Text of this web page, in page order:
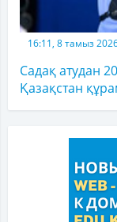
16:11, 8 тамыз
Садақ атудан
Қазақстан